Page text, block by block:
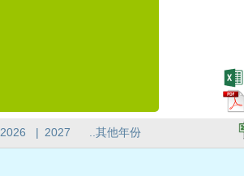
2026 | 2027 ..其他年份